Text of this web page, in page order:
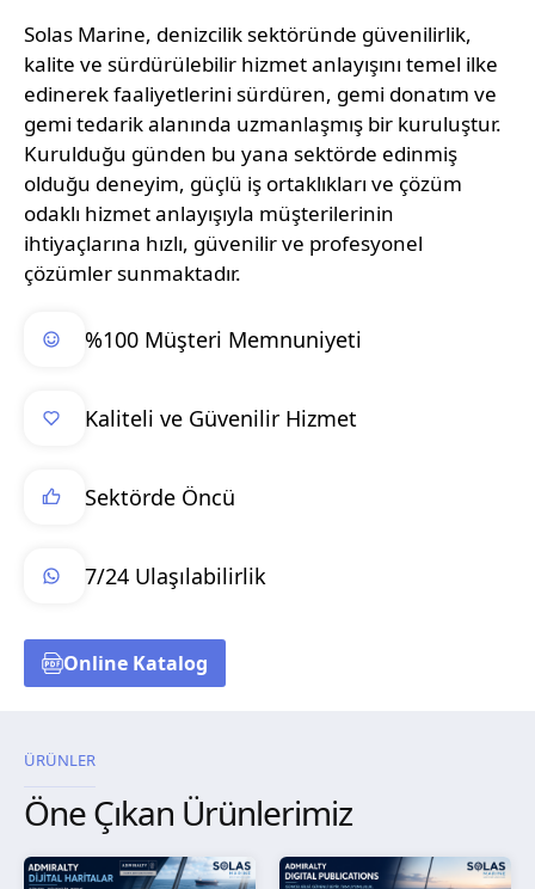
Solas Marine, denizcilik sektöründe güvenilirlik,
kalite ve sürdürülebilir hizmet anlayışını temel ilke
edinerek faaliyetlerini sürdüren, gemi donatım ve
gemi tedarik alanında uzmanlaşmış bir kuruluştur.
Kurulduğu günden bu yana sektörde edinmiş
olduğu deneyim, güçlü iş ortaklıkları ve çözüm
odaklı hizmet anlayışıyla müşterilerinin
ihtiyaçlarına hızlı, güvenilir ve profesyonel
çözümler sunmaktadır.
%100 Müşteri Memnuniyeti
Kaliteli ve Güvenilir Hizmet
Sektörde Öncü
7/24 Ulaşılabilirlik
Online Katalog
ÜRÜNLER
Öne Çıkan Ürünlerimiz